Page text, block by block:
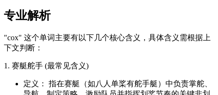
专业解析
"cox" 这个单词主要有以下几个核心含义，具体含义需根据上
下文判断：
1. 赛艇舵手 (最常见含义)
定义： 指在赛艇（如八人单桨有舵手艇）中负责掌舵、